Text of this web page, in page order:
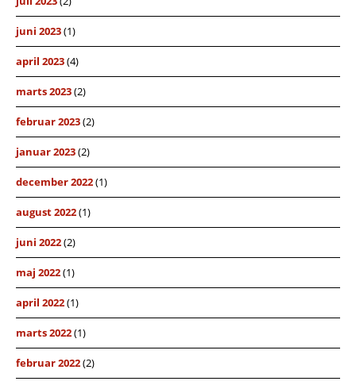
juni 2023(1)
april 2023(4)
marts 2023(2)
februar 2023(2)
januar 2023(2)
december 2022(1)
august 2022(1)
juni 2022(2)
maj 2022(1)
april 2022(1)
marts 2022(1)
februar 2022(2)